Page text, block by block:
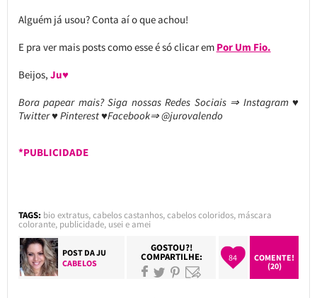
Alguém já usou? Conta aí o que achou!
E pra ver mais posts como esse é só clicar em Por Um Fio.
Beijos, Ju♥
Bora papear mais? Siga nossas Redes Sociais ⇒ Instagram ♥
Twitter ♥ Pinterest ♥Facebook⇒ @jurovalendo
*PUBLICIDADE
TAGS: bio extratus,cabelos castanhos,cabelos coloridos, máscara
colorante, publicidade, usei e amei
POST DAJU
CABELOS
GOSTOU?!
COMPARTILHE: 84
COMENTE!
(20)